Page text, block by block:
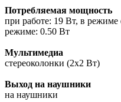
Потребляемая мощность
при работе: 19 Вт, в
режиме: 0.50 Вт
Мультимедиа
стереоколонки (2x2 Вт)
Выход на наушники
на наушники